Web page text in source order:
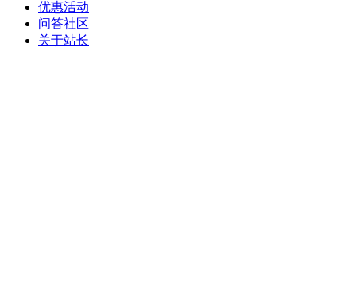
优惠活动
问答社区
关于站长